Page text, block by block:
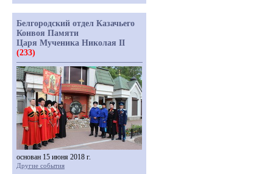
Белгородский отдел Казачьего
Конвоя Памяти
Царя Мученика Николая II
(233)
основан 15 июня 2018 г.
Другие события